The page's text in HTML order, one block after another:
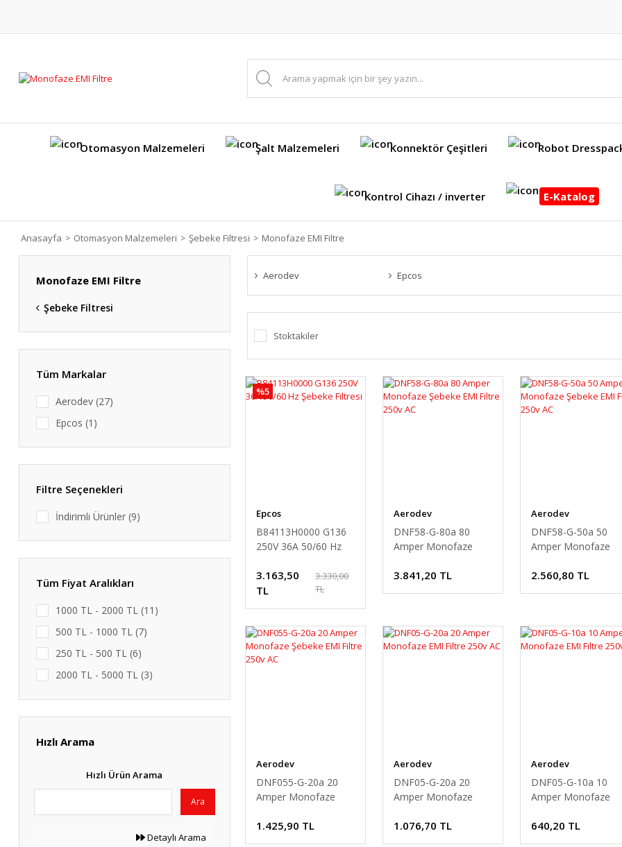
Otomasyon Malzemeleri Şalt Malzemeleri Konnektör Çeşitleri Robot
Kontrol Cihazı / inverter E-Katalog
Anasayfa Otomasyon Malzemeleri Şebeke Filtresi Monofaze EMI Filtre
Monofaze EMI Filtre
Şebeke Filtresi
Tüm Markalar
Aerodev (27)
Epcos (1)
Filtre Seçenekleri
İndirimli Ürünler (9)
Tüm Fiyat Aralıkları
1000 TL - 2000 TL (11)
500 TL - 1000 TL (7)
250 TL - 500 TL (6)
2000 TL - 5000 TL (3)
5000 TL ve üzeri (1)
Hızlı Arama
Hızlı Ürün Arama
Ara
Detaylı Arama
Aerodev Epcos
Stoktakiler
%5
Epcos
B84113H0000 G136
250V 36A 50/60 Hz
3.163,50
TL
3.330,00
TL
Aerodev
DNF58-G-80a 80
Amper Monofaze
250v AC
3.841,20 TL
Aerodev
DNF58-G-50a 50
Amper Monofaze
250v AC
2.560,80 TL
Aerodev
DNF055-G-20a 20
Amper Monofaze
250v AC
1.425,90 TL
Aerodev
DNF05-G-20a 20
Amper Monofaze
1.076,70 TL
Aerodev
DNF05-G-10a 10
Amper Monofaze
640,20 TL